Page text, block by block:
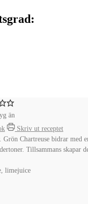
än
Skriv ut receptet
Chartreuse bidrar
Tillsammans skapar
limejuice